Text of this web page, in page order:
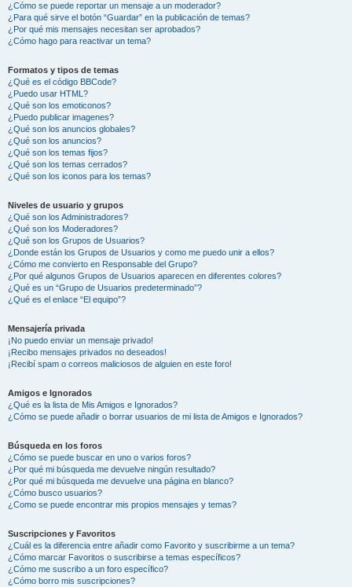
¿Cómo se puede reportar un mensaje a un moderador?
¿Para qué sirve el botón “Guardar” en la publicación de temas?
¿Por qué mis mensajes necesitan ser aprobados?
¿Cómo hago para reactivar un tema?
Formatos y tipos de temas
¿Qué es el código BBCode?
¿Puedo usar HTML?
¿Qué son los emoticonos?
¿Puedo publicar imagenes?
¿Qué son los anuncios globales?
¿Qué son los anuncios?
¿Qué son los temas fijos?
¿Qué son los temas cerrados?
¿Qué son los iconos para los temas?
Niveles de usuario y grupos
¿Qué son los Administradores?
¿Qué son los Moderadores?
¿Qué son los Grupos de Usuarios?
¿Donde están los Grupos de Usuarios y como me puedo unir a ellos?
¿Cómo me convierto en Responsable del Grupo?
¿Por qué algunos Grupos de Usuarios aparecen en diferentes colores?
¿Qué es un “Grupo de Usuarios predeterminado”?
¿Qué es el enlace “El equipo”?
Mensajería privada
¡No puedo enviar un mensaje privado!
¡Recibo mensajes privados no deseados!
¡Recibí spam o correos maliciosos de alguien en este foro!
Amigos e Ignorados
¿Qué es la lista de Mis Amigos e Ignorados?
¿Cómo se puede añadir o borrar usuarios de mi lista de Amigos e Ignorados?
Búsqueda en los foros
¿Cómo se puede buscar en uno o varios foros?
¿Por qué mi búsqueda me devuelve ningún resultado?
¿Por qué mi búsqueda me devuelve una página en blanco?
¿Cómo busco usuarios?
¿Como se puede encontrar mis propios mensajes y temas?
Suscripciones y Favoritos
¿Cuál es la diferencia entre añadir como Favorito y suscribirme a un tema?
¿Cómo marcar Favoritos o suscribirse a temas específicos?
¿Cómo me suscribo a un foro específico?
¿Cómo borro mis suscripciones?